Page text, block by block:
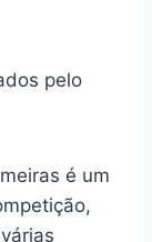
pelo
é um